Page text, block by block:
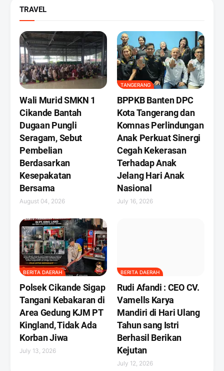
TRAVEL
Wali Murid SMKN 1
Cikande Bantah
Dugaan Pungli
Seragam, Sebut
Pembelian
Berdasarkan
Kesepakatan
Bersama
August 04, 2026
TANGERANG
BPPKB Banten DPC
Kota Tangerang dan
Komnas Perlindungan
Anak Perkuat Sinergi
Cegah Kekerasan
Terhadap Anak
Jelang Hari Anak
Nasional
July 16, 2026
BERITA DAERAH
Polsek Cikande Sigap
Tangani Kebakaran di
Area Gedung KJM PT
Kingland, Tidak Ada
Korban Jiwa
July 13, 2026
BERITA DAERAH
Rudi Afandi : CEO CV.
Vamells Karya
Mandiri di Hari Ulang
Tahun sang Istri
Berhasil Berikan
Kejutan ‎
July 12, 2026